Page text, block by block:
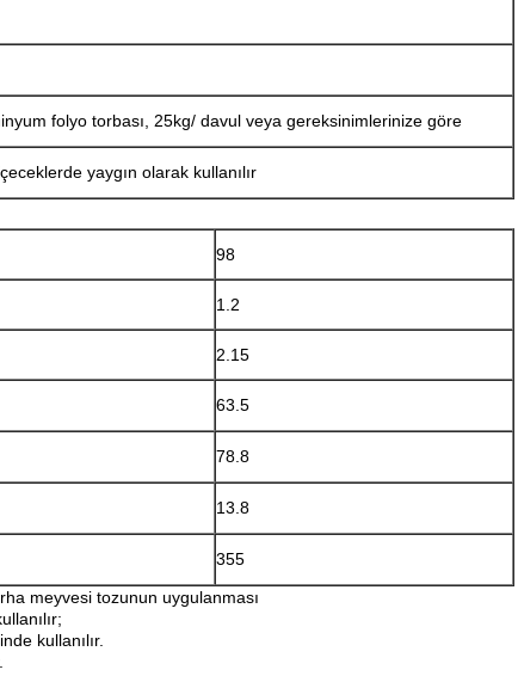
folyo torbası, 25kg/ davul veya gereksinimlerinize göre
yaygın olarak kullanılır
98
1.2
2.15
63.5
78.8
13.8
355
meyvesi tozunun uygulanması
kullanılır.